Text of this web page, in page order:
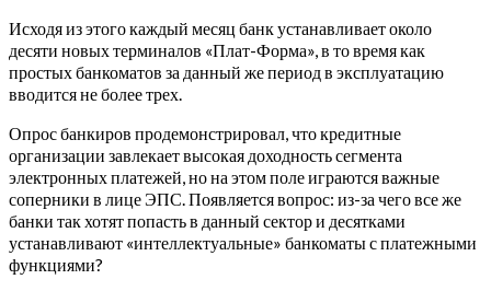
Исходя из этого каждый месяц банк устанавливает около
десяти новых терминалов «Плат-Форма», в то время как
простых банкоматов за данный же период в эксплуатацию
вводится не более трех.
Опрос банкиров продемонстрировал, что кредитные
организации завлекает высокая доходность сегмента
электронных платежей, но на этом поле играются важные
соперники в лице ЭПС. Появляется вопрос: из-за чего все же
банки так хотят попасть в данный сектор и десятками
устанавливают «интеллектуальные» банкоматы с платежными
функциями?